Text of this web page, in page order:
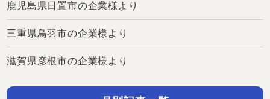
鹿児島県日置市の企業様より
三重県鳥羽市の企業様より
滋賀県彦根市の企業様より